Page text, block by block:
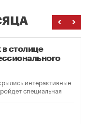
столице
интерактивные
специальная